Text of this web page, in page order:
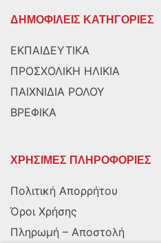
ΔΗΜΟΦΙΛΕΙΣ ΚΑΤΗΓΟΡΙΕΣ
ΕΚΠΑΙΔΕΥΤΙΚΑ
ΠΡΟΣΧΟΛΙΚΗ ΗΛΙΚΙΑ
ΠΑΙΧΝΙΔΙΑ ΡΟΛΟΥ
ΒΡΕΦΙΚΑ
ΧΡΗΣΙΜΕΣ ΠΛΗΡΟΦΟΡΙΕΣ
Πολιτική Απορρήτου
Όροι Χρήσης
Πληρωμή – Αποστολή